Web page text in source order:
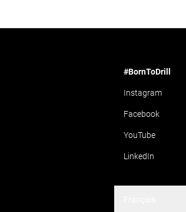
#BornToDrill
Instagram
Facebook
YouTube
LinkedIn